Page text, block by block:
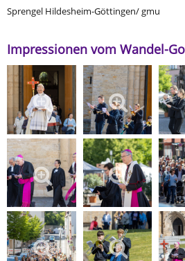
Sprengel Hildesheim-Göttingen/ gmu
Impressionen vom Wandel-